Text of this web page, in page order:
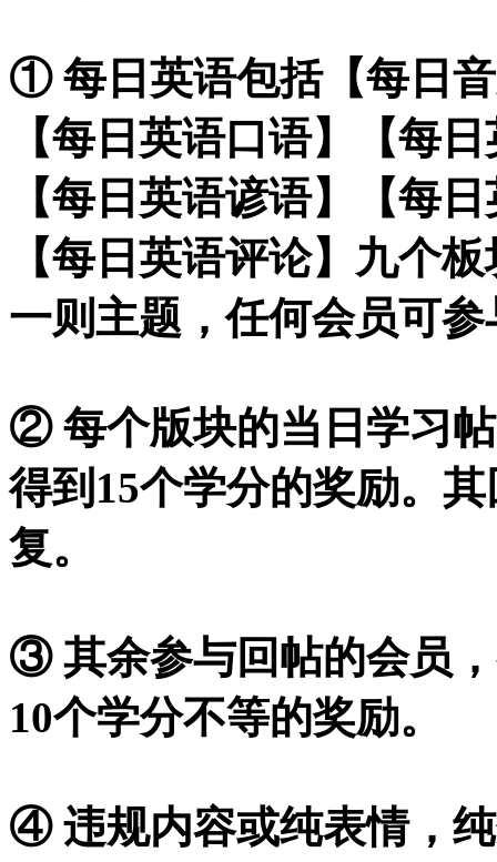
① 每日英语包括【每日
【每日英语口语】【每
【每日英语谚语】【每
【每日英语评论】九个
一则主题，任何会员可
② 每个版块的当日学习
得到15个学分的奖励。
复。
③ 其余参与回帖的会员
10个学分不等的奖励。
④ 违规内容或纯表情，